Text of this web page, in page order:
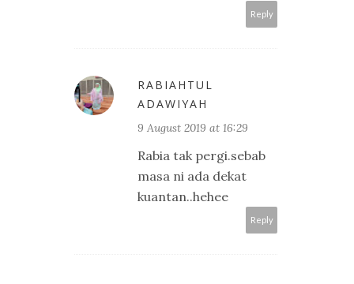
Reply
RABIAHTUL
ADAWIYAH
9 August 2019 at 16:29
Rabia tak pergi.sebab
masa ni ada dekat
kuantan..hehee
Reply